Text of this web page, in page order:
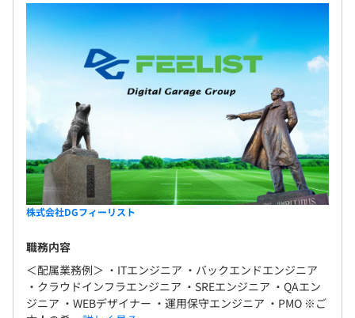
株式会社DGフィーリスト
職務内容
＜配属業務例＞ ・ITエンジニア ・バックエンドエンジニア
・クラウドインフラエンジニア ・SREエンジニア ・QAエン
ジニア ・WEBデザイナー ・運用保守エンジニア ・PMO ※ご